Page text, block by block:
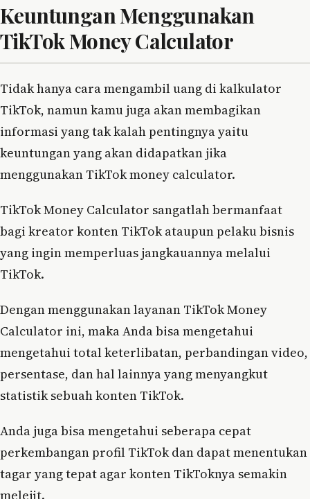
Keuntungan Menggunakan
TikTok Money Calculator
Tidak hanya cara mengambil uang di kalkulator
TikTok, namun kamu juga akan membagikan
informasi yang tak kalah pentingnya yaitu
keuntungan yang akan didapatkan jika
menggunakan TikTok money calculator.
TikTok Money Calculator sangatlah bermanfaat
bagi kreator konten TikTok ataupun pelaku bisnis
yang ingin memperluas jangkauannya melalui
TikTok.
Dengan menggunakan layanan TikTok Money
Calculator ini, maka Anda bisa mengetahui
mengetahui total keterlibatan, perbandingan video,
persentase, dan hal lainnya yang menyangkut
statistik sebuah konten TikTok.
Anda juga bisa mengetahui seberapa cepat
perkembangan profil TikTok dan dapat menentukan
tagar yang tepat agar konten TikToknya semakin
melejit.